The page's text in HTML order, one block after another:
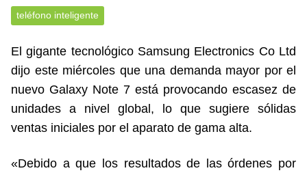
teléfono inteligente
El gigante tecnológico Samsung Electronics Co Ltd
dijo este miércoles que una demanda mayor por el
nuevo Galaxy Note 7 está provocando escasez de
unidades a nivel global, lo que sugiere sólidas
ventas iniciales por el aparato de gama alta.
«Debido a que los resultados de las órdenes por